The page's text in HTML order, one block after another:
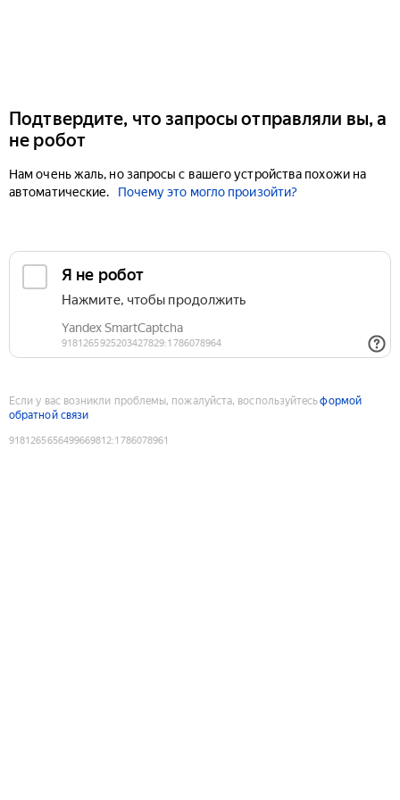
Подтвердите, что запросы отправляли вы, а
не робот
Нам очень жаль, но запросы с вашего устройства похожи на
автоматические.
Почему это могло произойти?
Если у вас возникли проблемы, пожалуйста, воспользуйтесьформой
обратной связи
9181265656499669812:1786078961